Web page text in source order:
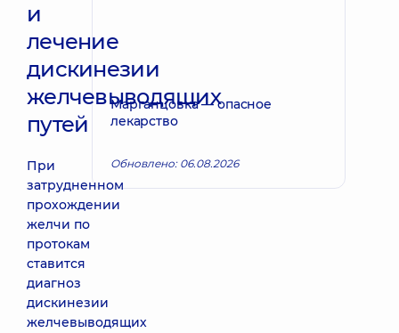
и
лечение
дискинезии
желчевыводящих
путей
При
затрудненном
прохождении
желчи по
протокам
ставится
диагноз
дискинезии
желчевыводящих
Марганцовка — опасное
лекарство
Обновлено: 06.08.2026